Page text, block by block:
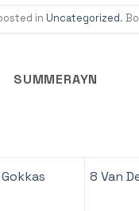
in Uncategorized.
SUMMERAYN
8 Van